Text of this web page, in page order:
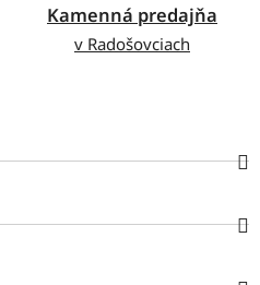
Kamenná predajňa
v Radošovciach